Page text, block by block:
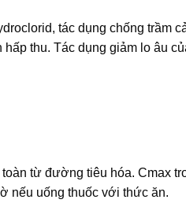
tác dụng chống trầm
thu. Tác dụng giảm lo âu
từ đường tiêu hóa. Cmax
nếu uống thuốc với thức ăn.